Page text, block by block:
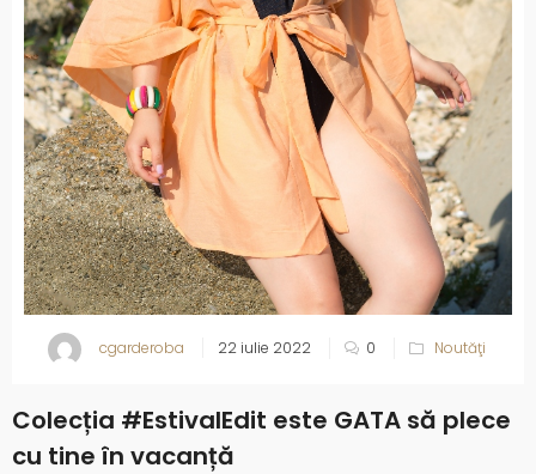
cgarderoba 22 iulie 2022 0 Noutăţi
Colecția #EstivalEdit este GATA să plece
cu tine în vacanță